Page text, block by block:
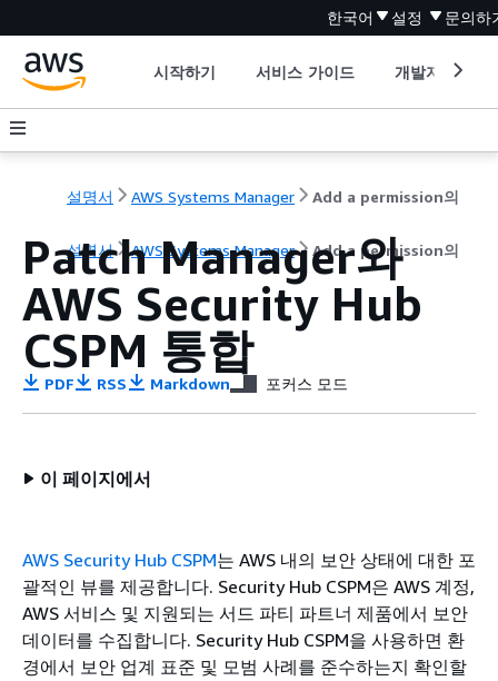
한국어 설정 문의하
시작하기 서비스 가이드 개발자 도구
설명서 AWS Systems Manager Add a permission의
설명서 AWS Systems Manager Add a permission의
Patch Manager와
AWS Security Hub
CSPM 통합
PDF RSS Markdown 포커스 모드
이 페이지에서
AWS Security Hub CSPM는 AWS 내의 보안 상태에 대한 포
괄적인 뷰를 제공합니다. Security Hub CSPM은 AWS 계정,
AWS 서비스 및 지원되는 서드 파티 파트너 제품에서 보안
데이터를 수집합니다. Security Hub CSPM을 사용하면 환
경에서 보안 업계 표준 및 모범 사례를 준수하는지 확인할